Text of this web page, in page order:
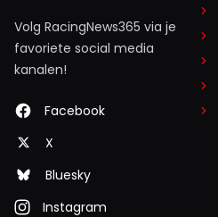
Volg RacingNews365 via je
favoriete social media
kanalen!
Facebook
X
Bluesky
Instagram